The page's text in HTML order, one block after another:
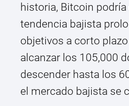
historia, Bitcoin
tendencia bajista
objetivos a corto
alcanzar los 105,000
descender hasta los
el mercado bajista se